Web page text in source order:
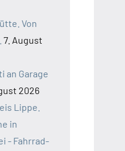
Von
7. August
an Garage
2026
Lippe.
in
- Fahrrad-